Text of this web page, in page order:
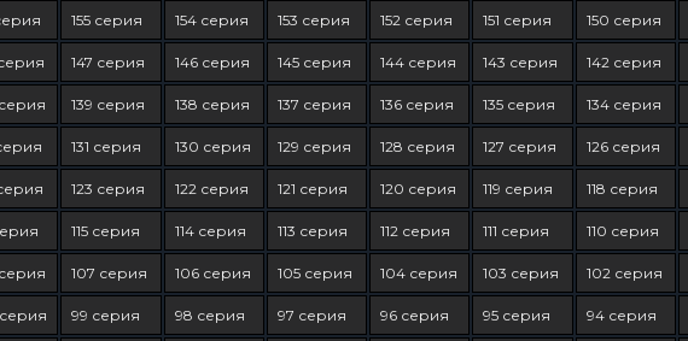
155 серия 154 серия 153 серия 152 серия 151 серия 150 серия
147 серия 146 серия 145 серия 144 серия 143 серия 142 серия
139 серия 138 серия 137 серия 136 серия 135 серия 134 серия
131 серия 130 серия 129 серия 128 серия 127 серия 126 серия
123 серия 122 серия 121 серия 120 серия 119 серия 118 серия
115 серия 114 серия 113 серия 112 серия 111 серия 110 серия
107 серия 106 серия 105 серия 104 серия 103 серия 102 серия
99 серия 98 серия 97 серия 96 серия 95 серия 94 серия